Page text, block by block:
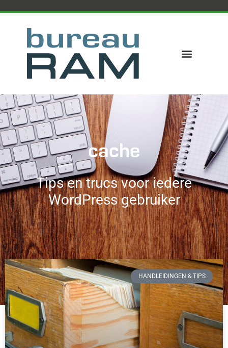
cache
Tips en trucs voor iedere
WordPress gebruiker
HANDLEIDINGEN & TIPS